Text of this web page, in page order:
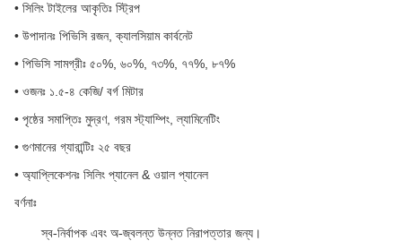
• সিলিং টাইলের আকৃতিঃ স্ট্রিপ
• উপাদানঃ পিভিসি রজন, ক্যালসিয়াম কার্বনেট
• পিভিসি সামগ্রীঃ ৫০%, ৬০%, ৭৩%, ৭৭%, ৮৭%
• ওজনঃ ১.৫-৪ কেজি/ বর্গ মিটার
• পৃষ্ঠের সমাপ্তিঃ মুদ্রণ, গরম স্ট্যাম্পিং, ল্যামিনেটিং
• গুণমানের গ্যারান্টিঃ ২৫ বছর
• অ্যাপ্লিকেশনঃ সিলিং প্যানেল & ওয়াল প্যানেল
বর্ণনাঃ
স্ব-নির্বাপক এবং অ-জ্বলন্ত উন্নত নিরাপত্তার জন্য।